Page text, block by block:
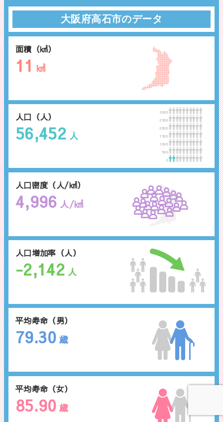
面積（㎢）
11 ㎢
人口密度（人/㎢）
4,996 人/㎢
平均寿命（男）
79.30 歳
大阪府高石市のデータ
人口（人）
56,452 人
3000
2500
2000
1500
1000
500
0
人口増加率（人）
-2,142 人
平均寿命（女）
85.90 歳